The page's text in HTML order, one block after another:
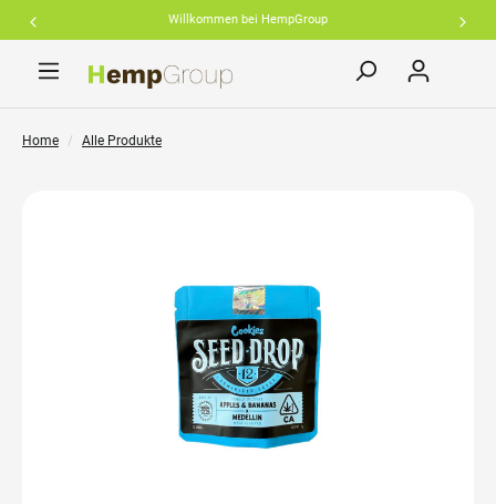
Willkommen bei HempGroup
springen
Home Alle Produkte